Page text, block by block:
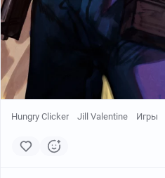
Hungry Clicker Jill Valentine Игры